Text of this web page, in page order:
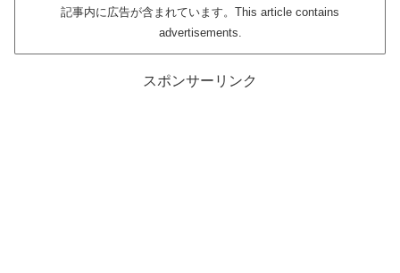
記事内に広告が含まれています。This article contains
advertisements.
スポンサーリンク